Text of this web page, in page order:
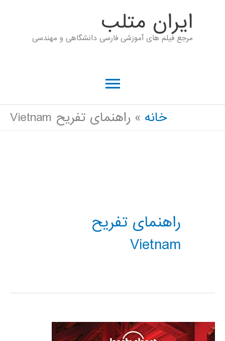
ايران متلب
مرجع فیلم های آموزشی فارسی دانشگاهی و مهندسی
فهرست
اصلی
خانه راهنمای تفریح Vietnam
راهنمای تفریح
Vietnam